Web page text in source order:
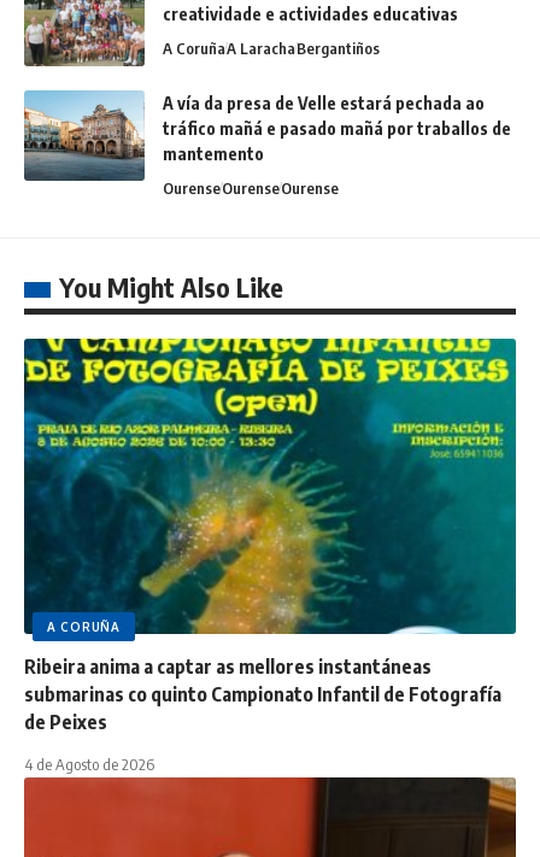
creatividade e actividades educativas
A CoruñaA LarachaBergantiños
A vía da presa de Velle estará pechada ao
tráfico mañá e pasado mañá por traballos de
mantemento
OurenseOurenseOurense
You Might Also Like
A CORUÑA
Ribeira anima a captar as mellores instantáneas
submarinas co quinto Campionato Infantil de Fotografía
de Peixes
4 de Agosto de 2026